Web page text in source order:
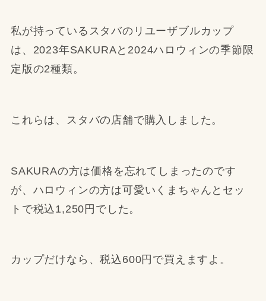
私が持っているスタバのリユーザブルカップ
は、2023年SAKURAと2024ハロウィンの季節限
定版の2種類。
これらは、スタバの店舗で購入しました。
SAKURAの方は価格を忘れてしまったのです
が、ハロウィンの方は可愛いくまちゃんとセッ
トで税込1,250円でした。
カップだけなら、税込600円で買えますよ。